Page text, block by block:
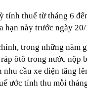
tính thuế từ tháng 6
hạn này trước ngày
trong những năm
ôtô trong nước nộp
cầu xe điện tăng
ước tính thu mỗi